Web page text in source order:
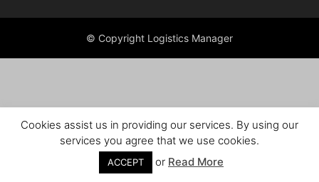
© Copyright Logistics Manager
Cookies assist us in providing our services. By using our
services you agree that we use cookies.
ACCEPT or Read More